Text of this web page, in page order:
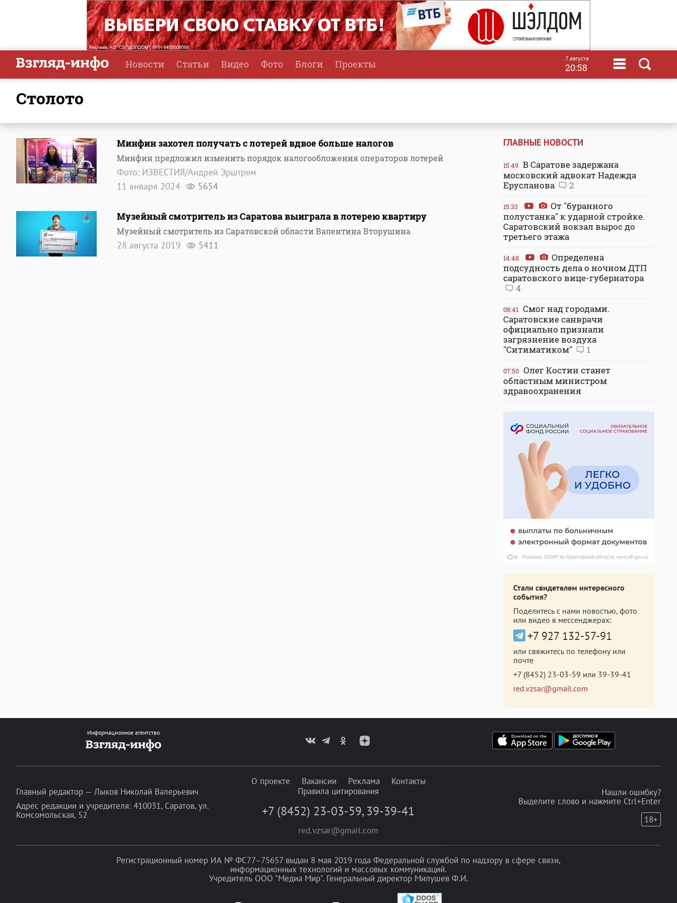
Новости Статьи Видео Фото Блоги Проекты 7 августа
20:58
Столото
Минфин захотел получать с лотерей вдвое больше налогов
Минфин предложил изменить порядок налогообложения операторов лотерей
Фото: ИЗВЕСТИЯ/Андрей Эрштрем
11 января 2024
5654
Музейный смотритель из Саратова выиграла в лотерею квартиру
Музейный смотритель из Саратовской области Валентина Вторушина
28 августа 2019 5411
ГЛАВНЫЕ НОВОСТИ
15:49 В Саратове задержана
московский адвокат Надежда
Ерусланова
2
15:33
От "буранного
полустанка" к ударной стройке.
Саратовский вокзал вырос до
третьего этажа
14:48
Определена
подсудность дела о ночном ДТП
саратовского вице-губернатора
4
08:41 Смог над городами.
Саратовские санврачи
официально признали
загрязнение воздуха
"Ситиматиком"
1
07:50 Олег Костин станет
областным министром
здравоохранения
Стали свидетелем интересного
события?
Поделитесь с нами новостью, фото
или видео в мессенджерах:
+7 927 132-57-91
или свяжитесь по телефону или
почте
+7 (8452) 23-03-59 или 39-39-41
red.vzsar@gmail.com
Информационное агентство
Главный редактор — Лыков Николай Валерьевич
Адрес редакции и учредителя: 410031, Саратов, ул.
Комсомольская, 52
О проекте Вакансии Реклама
Контакты
Правила цитирования
+7 (8452) 23-03-59, 39-39-41
red.vzsar@gmail.com
Нашли ошибку?
Выделите слово и нажмите Ctrl+Enter
18+
Регистрационный номер ИА № ФС77–75657 выдан 8 мая 2019 года Федеральной службой по надзору в сфере связи,
информационных технологий и массовых коммуникаций.
Учредитель ООО "Медиа Мир". Генеральный директор Милушев Ф.И.